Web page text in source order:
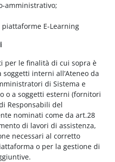
amministrativo;
E-Learning
per le finalità di cui sopra è
interni all’Ateneo da
di Sistema e
o a soggetti esterni (fornitori
Responsabili del
nominati come da art.28
di lavori di assistenza,
necessari al corretto
o per la gestione di